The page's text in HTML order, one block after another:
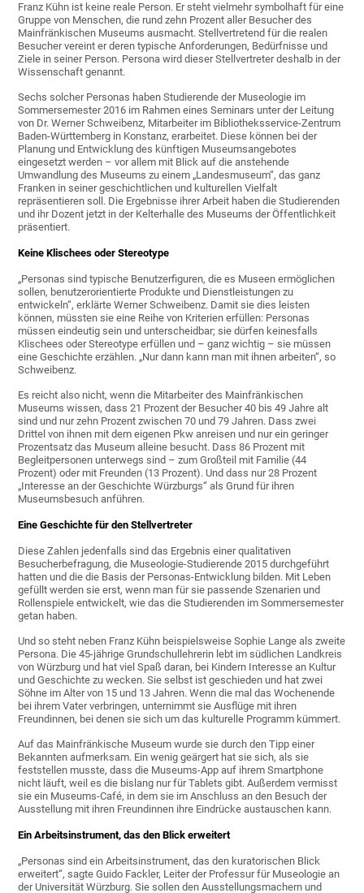
Franz Kühn ist keine reale Person. Er steht vielmehr symbolhaft für eine
Gruppe von Menschen, die rund zehn Prozent aller Besucher des
Mainfränkischen Museums ausmacht. Stellvertretend für die realen
Besucher vereint er deren typische Anforderungen, Bedürfnisse und
Ziele in seiner Person. Persona wird dieser Stellvertreter deshalb in der
Wissenschaft genannt.
Sechs solcher Personas haben Studierende der Museologie im
Sommersemester 2016 im Rahmen eines Seminars unter der Leitung
von Dr. Werner Schweibenz, Mitarbeiter im Bibliotheksservice-Zentrum
Baden-Württemberg in Konstanz, erarbeitet. Diese können bei der
Planung und Entwicklung des künftigen Museumsangebotes
eingesetzt werden – vor allem mit Blick auf die anstehende
Umwandlung des Museums zu einem „Landesmuseum“, das ganz
Franken in seiner geschichtlichen und kulturellen Vielfalt
repräsentieren soll. Die Ergebnisse ihrer Arbeit haben die Studierenden
und ihr Dozent jetzt in der Kelterhalle des Museums der Öffentlichkeit
präsentiert.
Keine Klischees oder Stereotype
„Personas sind typische Benutzerfiguren, die es Museen ermöglichen
sollen, benutzerorientierte Produkte und Dienstleistungen zu
entwickeln“, erklärte Werner Schweibenz. Damit sie dies leisten
können, müssten sie eine Reihe von Kriterien erfüllen: Personas
müssen eindeutig sein und unterscheidbar; sie dürfen keinesfalls
Klischees oder Stereotype erfüllen und – ganz wichtig – sie müssen
eine Geschichte erzählen. „Nur dann kann man mit ihnen arbeiten“, so
Schweibenz.
Es reicht also nicht, wenn die Mitarbeiter des Mainfränkischen
Museums wissen, dass 21 Prozent der Besucher 40 bis 49 Jahre alt
sind und nur zehn Prozent zwischen 70 und 79 Jahren. Dass zwei
Drittel von ihnen mit dem eigenen Pkw anreisen und nur ein geringer
Prozentsatz das Museum alleine besucht. Dass 86 Prozent mit
Begleitpersonen unterwegs sind – zum Großteil mit Familie (44
Prozent) oder mit Freunden (13 Prozent). Und dass nur 28 Prozent
„Interesse an der Geschichte Würzburgs“ als Grund für ihren
Museumsbesuch anführen.
Eine Geschichte für den Stellvertreter
Diese Zahlen jedenfalls sind das Ergebnis einer qualitativen
Besucherbefragung, die Museologie-Studierende 2015 durchgeführt
hatten und die die Basis der Personas-Entwicklung bilden. Mit Leben
gefüllt werden sie erst, wenn man für sie passende Szenarien und
Rollenspiele entwickelt, wie das die Studierenden im Sommersemester
getan haben.
Und so steht neben Franz Kühn beispielsweise Sophie Lange als zweite
Persona. Die 45-jährige Grundschullehrerin lebt im südlichen Landkreis
von Würzburg und hat viel Spaß daran, bei Kindern Interesse an Kultur
und Geschichte zu wecken. Sie selbst ist geschieden und hat zwei
Söhne im Alter von 15 und 13 Jahren. Wenn die mal das Wochenende
bei ihrem Vater verbringen, unternimmt sie Ausflüge mit ihren
Freundinnen, bei denen sie sich um das kulturelle Programm kümmert.
Auf das Mainfränkische Museum wurde sie durch den Tipp einer
Bekannten aufmerksam. Ein wenig geärgert hat sie sich, als sie
feststellen musste, dass die Museums-App auf ihrem Smartphone
nicht läuft, weil es die bislang nur für Tablets gibt. Außerdem vermisst
sie ein Museums-Café, in dem sie im Anschluss an den Besuch der
Ausstellung mit ihren Freundinnen ihre Eindrücke austauschen kann.
Ein Arbeitsinstrument, das den Blick erweitert
„Personas sind ein Arbeitsinstrument, das den kuratorischen Blick
erweitert“, sagte Guido Fackler, Leiter der Professur für Museologie an
der Universität Würzburg. Sie sollen den Ausstellungsmachern und